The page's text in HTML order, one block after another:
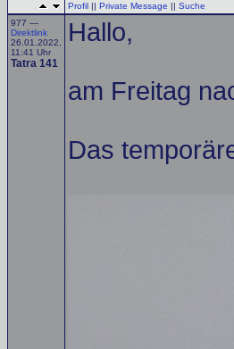
Profil || Private Message || Suche
977 —
Direktlink
26.01.2022,
11:41 Uhr
Tatra 141
Hallo,
am Freitag
Das